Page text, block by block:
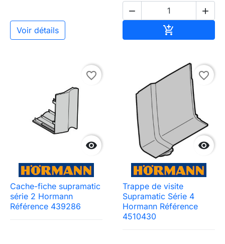
Voir détails
 


favorite_border
Cache-fiche supramatic
série 2 Hormann
Référence 439286

favorite_border
Trappe de visite
Supramatic Série 4
Hormann Référence
4510430